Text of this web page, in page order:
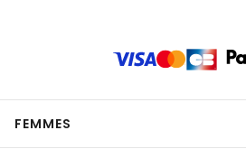
FEMMES